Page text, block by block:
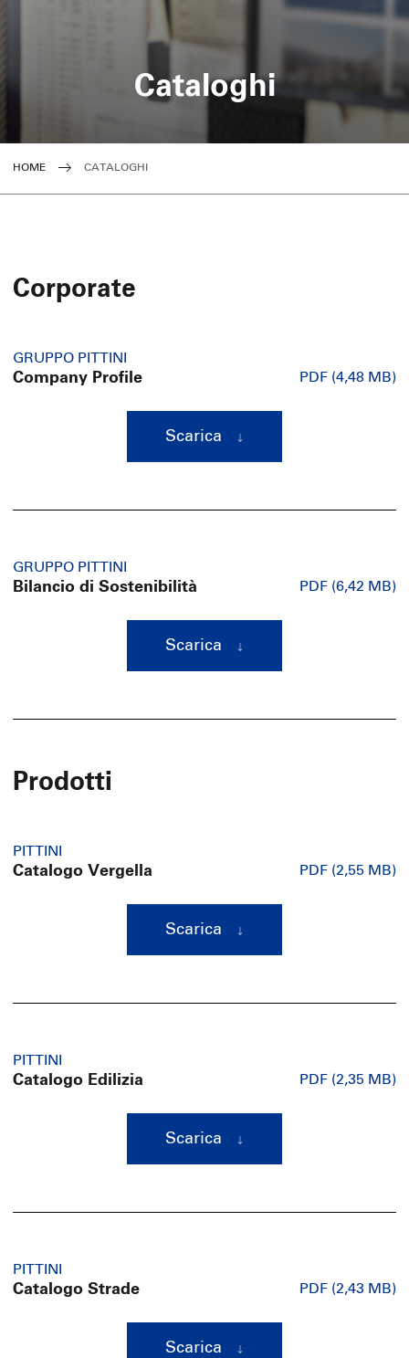
Cataloghi
HOME CATALOGHI
Corporate
GRUPPO PITTINI
Company Profile PDF (4,48 MB)
Scarica
GRUPPO PITTINI
Bilancio di Sostenibilità PDF (6,42 MB)
Scarica
Prodotti
PITTINI
Catalogo Vergella PDF (2,55 MB)
Scarica
PITTINI
Catalogo Edilizia PDF (2,35 MB)
Scarica
PITTINI
Catalogo Strade PDF (2,43 MB)
Scarica